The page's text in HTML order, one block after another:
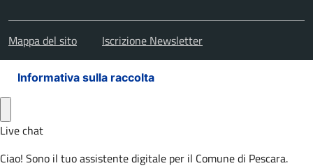
Mappa del sito Iscrizione Newsletter
Informativa sulla raccolta